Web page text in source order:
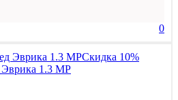
0
Скидка 10%
1.3 MP